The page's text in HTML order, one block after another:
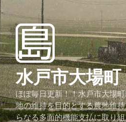
水戸市大場
ほぼ毎日更新！！水戸市大場
地の維持を目的とする農地維
らなる多面的機能支払に取り